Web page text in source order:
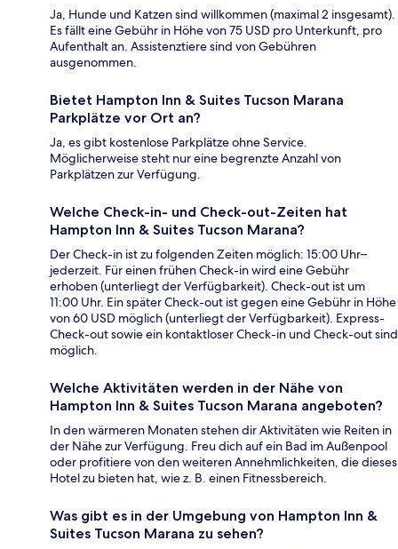
Ja, Hunde und Katzen sind willkommen (maximal 2 insgesamt).
Es fällt eine Gebühr in Höhe von 75 USD pro Unterkunft, pro
Aufenthalt an. Assistenztiere sind von Gebühren
ausgenommen.
Bietet Hampton Inn & Suites Tucson Marana
Parkplätze vor Ort an?
Ja, es gibt kostenlose Parkplätze ohne Service.
Möglicherweise steht nur eine begrenzte Anzahl von
Parkplätzen zur Verfügung.
Welche Check-in- und Check-out-Zeiten hat
Hampton Inn & Suites Tucson Marana?
Der Check-in ist zu folgenden Zeiten möglich: 15:00 Uhr–
jederzeit. Für einen frühen Check-in wird eine Gebühr
erhoben (unterliegt der Verfügbarkeit). Check-out ist um
11:00 Uhr. Ein später Check-out ist gegen eine Gebühr in Höhe
von 60 USD möglich (unterliegt der Verfügbarkeit). Express-
Check-out sowie ein kontaktloser Check-in und Check-out sind
möglich.
Welche Aktivitäten werden in der Nähe von
Hampton Inn & Suites Tucson Marana angeboten?
In den wärmeren Monaten stehen dir Aktivitäten wie Reiten in
der Nähe zur Verfügung. Freu dich auf ein Bad im Außenpool
oder profitiere von den weiteren Annehmlichkeiten, die dieses
Hotel zu bieten hat, wie z. B. einen Fitnessbereich.
Was gibt es in der Umgebung von Hampton Inn &
Suites Tucson Marana zu sehen?